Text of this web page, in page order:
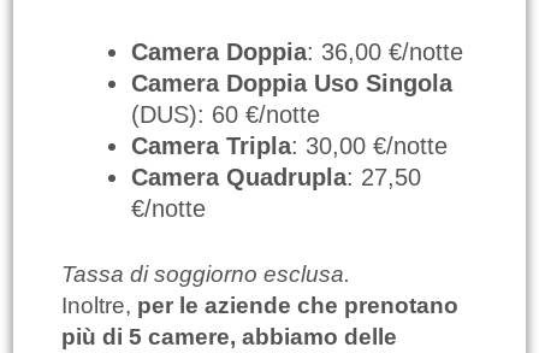
Camera Doppia: 36,00 €/notte
Camera Doppia Uso Singola
(DUS): 60 €/notte
Camera Tripla: 30,00 €/notte
Camera Quadrupla: 27,50
€/notte
Tassa di soggiorno esclusa.
Inoltre, per le aziende che prenotano
più di 5 camere, abbiamo delle